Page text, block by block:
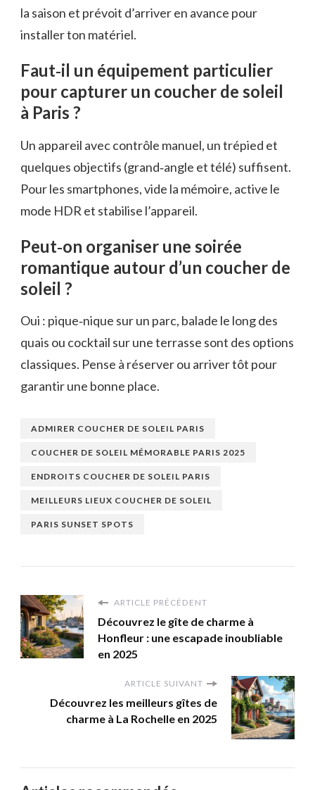
la saison et prévoit d’arriver en avance pour
installer ton matériel.
Faut‑il un équipement particulier
pour capturer un coucher de soleil
à Paris ?
Un appareil avec contrôle manuel, un trépied et
quelques objectifs (grand‑angle et télé) suffisent.
Pour les smartphones, vide la mémoire, active le
mode HDR et stabilise l’appareil.
Peut‑on organiser une soirée
romantique autour d’un coucher de
soleil ?
Oui : pique‑nique sur un parc, balade le long des
quais ou cocktail sur une terrasse sont des options
classiques. Pense à réserver ou arriver tôt pour
garantir une bonne place.
ADMIRER COUCHER DE SOLEIL PARIS
COUCHER DE SOLEIL MÉMORABLE PARIS 2025
ENDROITS COUCHER DE SOLEIL PARIS
MEILLEURS LIEUX COUCHER DE SOLEIL
PARIS SUNSET SPOTS
ARTICLE PRÉCÉDENT
Découvrez le gîte de charme à
Honfleur : une escapade inoubliable
en 2025
ARTICLE SUIVANT
Découvrez les meilleurs gîtes de
charme à La Rochelle en 2025